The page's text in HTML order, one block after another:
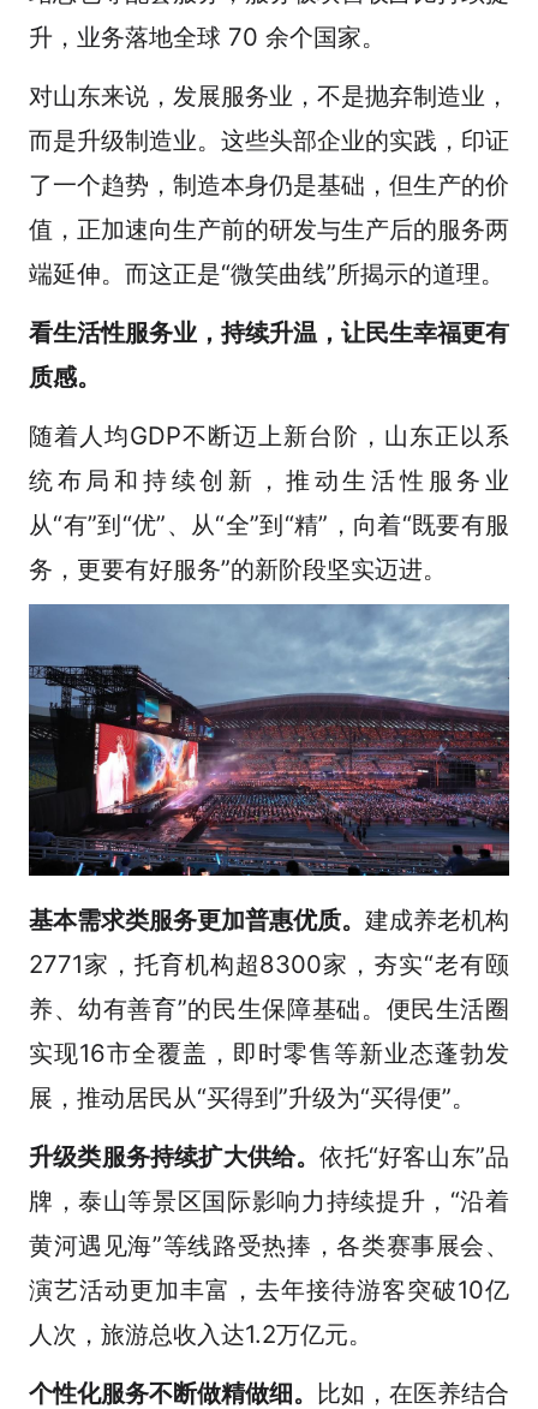
升，业务落地全球 70 余个国家。
对山东来说，发展服务业，不是抛弃制造业，
而是升级制造业。这些头部企业的实践，印证
了一个趋势，制造本身仍是基础，但生产的价
值，正加速向生产前的研发与生产后的服务两
端延伸。而这正是“微笑曲线”所揭示的道理。
看生活性服务业，持续升温，让民生幸福更有
质感。
随着人均GDP不断迈上新台阶，山东正以系
统布局和持续创新，推动生活性服务业
从“有”到“优”、从“全”到“精”，向着“既要有服
务，更要有好服务”的新阶段坚实迈进。
基本需求类服务更加普惠优质。建成养老机构
2771家，托育机构超8300家，夯实“老有颐
养、幼有善育”的民生保障基础。便民生活圈
实现16市全覆盖，即时零售等新业态蓬勃发
展，推动居民从“买得到”升级为“买得便”。
升级类服务持续扩大供给。依托“好客山东”品
牌，泰山等景区国际影响力持续提升，“沿着
黄河遇见海”等线路受热捧，各类赛事展会、
演艺活动更加丰富，去年接待游客突破10亿
人次，旅游总收入达1.2万亿元。
个性化服务不断做精做细。 比如，在医养结合